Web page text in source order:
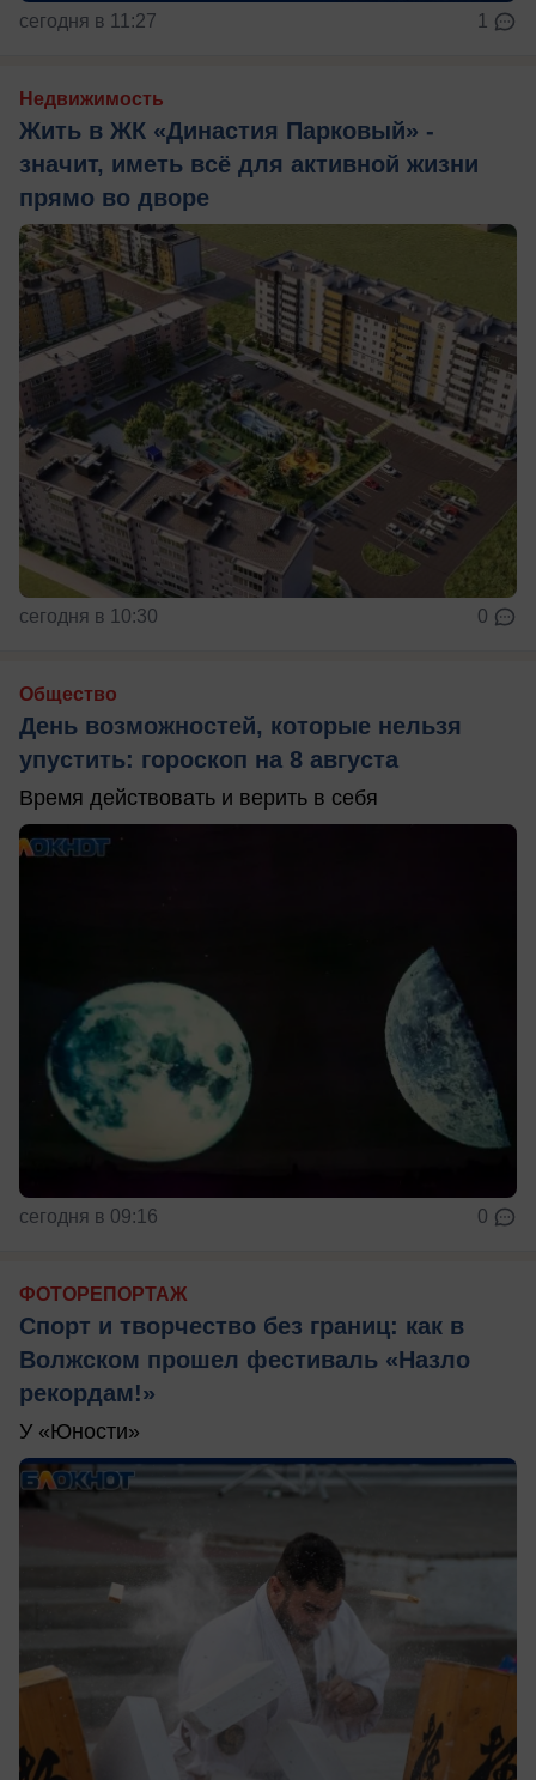
сегодня в 11:27 1
Недвижимость
Жить в ЖК «Династия Парковый» -
значит, иметь всё для активной жизни
прямо во дворе
сегодня в 10:30 0
Общество
День возможностей, которые нельзя
упустить: гороскоп на 8 августа
Время действовать и верить в себя
сегодня в 09:16 0
ФОТОРЕПОРТАЖ
Спорт и творчество без границ: как в
Волжском прошел фестиваль «Назло
рекордам!»
У «Юности»